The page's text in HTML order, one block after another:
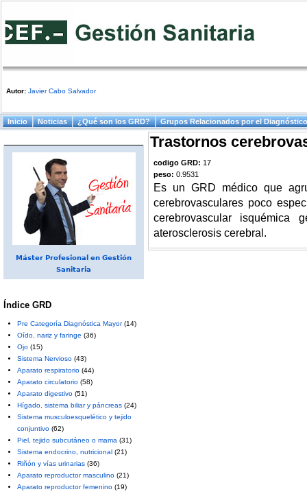
Autor: Javier Cabo Salvador
Trastornos
codigo GRD: 17
peso: 0.9531
Es un GRD médico que
cerebrovasculares poco
cerebrovascular isquémica
aterosclerosis cerebral.
Menú principal
Inicio Noticias ¿Qué son los GRD? Grupos Relacionados por el Diagnóstico
Máster Profesional en Gestión
Sanitaria
Índice GRD
Pre Categoría Diagnóstica Mayor(14)
Oído, nariz y faringe (36)
Ojo (15)
Sistema Nervioso (43)
Aparato respiratorio (44)
Aparato circulatorio (58)
Aparato digestivo (51)
Hígado, sistema biliar y páncreas (24)
Sistema musculoesquelético y tejido
conjuntivo (62)
Piel, tejido subcutáneo o mama (31)
Sistema endocrino, nutricional (21)
Riñón y vías urinarias (36)
Aparato reproductor masculino (21)
Aparato reproductor femenino (19)